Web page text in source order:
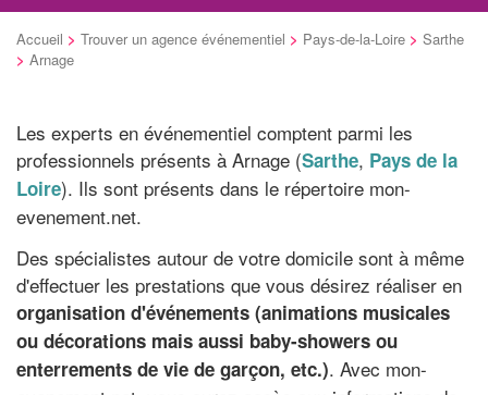
Accueil > Trouver un agence événementiel > Pays-de-la-Loire > Sarthe
> Arnage
Les experts en événementiel comptent parmi les
professionnels présents à Arnage (Sarthe, Pays de la
Loire). Ils sont présents dans le répertoire mon-
evenement.net.
Des spécialistes autour de votre domicile sont à même
d'effectuer les prestations que vous désirez réaliser en
organisation d'événements (animations musicales
ou décorations mais aussi baby-showers ou
enterrements de vie de garçon, etc.). Avec mon-